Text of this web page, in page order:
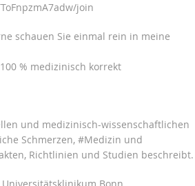
join
schauen Sie einmal rein in meine
% medizinisch korrekt
und medizinisch-wissenschaftlichen
Schmerzen, #Medizin und
Richtlinien und Studien beschreibt.